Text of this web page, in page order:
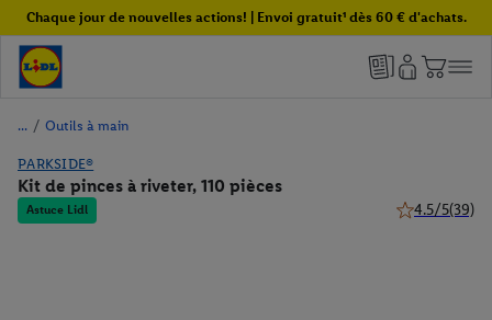
Chaque jour de nouvelles actions! | Envoi gratuit¹ dès 60 € d'achats.
/ Outils à main
PARKSIDE®
Kit de pinces à riveter, 110 pièces
Astuce Lidl 4.5/5(39)